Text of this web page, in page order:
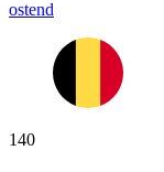
ostend
140